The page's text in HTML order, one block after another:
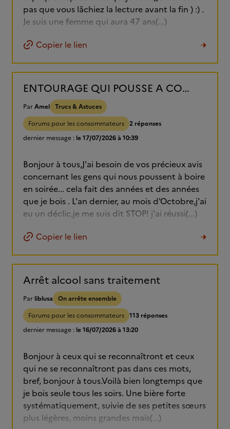
pas que vous lâchiez la lecture avant la fin ) :) .
Je suis une femme qui aura 47 ans(...)
Copier le lien
ENTOURAGE QUI POUSSE A CONSOMMER
ParAmel Trucs & Astuces
Forums pour les consommateurs 2 réponses
dernier message : le 17/07/2026 à 10:39
Bonjour à tous,J'ai besoin de vos précieux avis
concernant les gens qui nous poussent à boire
en soirée... cela fait des années et des années
que je bois . L'an dernier, au mois d'Octobre,j'ai
eu un déclic,je me suis dit STOP! j'ai réussi(...)
Copier le lien
Arrêt alcool sans traitement
Par liblusa
On arrête ensemble
Forums pour les consommateurs 113 réponses
dernier message : le 16/07/2026 à 13:20
Bonjour à ceux qui se reconnaîtront et ceux
qui ne se reconnaîtront pas dans ces mots,
bref, bonjour à tous.Voilà bien longtemps que
je bois seule tous les soirs. Une bière forte
systématiquement, suivie de ses petites sœurs
plus légères, moins grandes mais(...)